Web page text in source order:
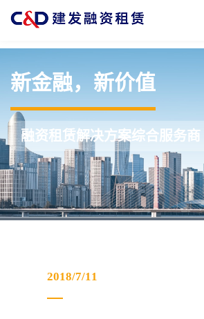
新金融，新价值
融资租赁解决方案综合服务商
2018/7/11